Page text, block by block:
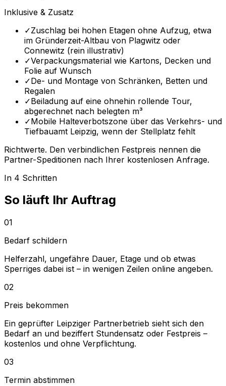
Inklusive & Zusatz
✓Zuschlag bei hohen Etagen ohne Aufzug, etwa
im Gründerzeit-Altbau von Plagwitz oder
Connewitz (rein illustrativ)
✓Verpackungsmaterial wie Kartons, Decken und
Folie auf Wunsch
✓De- und Montage von Schränken, Betten und
Regalen
✓Beiladung auf eine ohnehin rollende Tour,
abgerechnet nach belegten m³
✓Mobile Halteverbotszone über das Verkehrs- und
Tiefbauamt Leipzig, wenn der Stellplatz fehlt
Richtwerte. Den verbindlichen Festpreis nennen die
Partner-Speditionen nach Ihrer kostenlosen Anfrage.
In 4 Schritten
So läuft Ihr Auftrag
01
Bedarf schildern
Helferzahl, ungefähre Dauer, Etage und ob etwas
Sperriges dabei ist – in wenigen Zeilen online angeben.
02
Preis bekommen
Ein geprüfter Leipziger Partnerbetrieb sieht sich den
Bedarf an und beziffert Stundensatz oder Festpreis –
kostenlos und ohne Verpflichtung.
03
Termin abstimmen